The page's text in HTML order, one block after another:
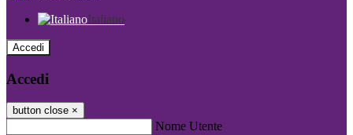
Italiano
Accedi
Accedi
button close ×
Nome Utente